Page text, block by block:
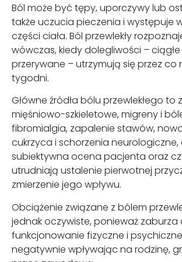
Ból może być tępy, uporczywy lub
także uczucia pieczenia i występuje
części ciała. Ból przewlekły
wówczas, kiedy dolegliwości –
przerywane – utrzymują się przez co
tygodni.
Główne źródła bólu przewlekłego to
mięśniowo-szkieletowe, migreny i
fibromialgia, zapalenie stawów,
cukrzyca i schorzenia neurologiczne,
subiektywna ocena pacjenta oraz
utrudniają ustalenie pierwotnej
zmierzenie jego wpływu.
Obciążenie związane z bólem
jednak oczywiste, ponieważ zaburza
funkcjonowanie fizyczne i psychiczne
negatywnie wpływając na rodzinę,